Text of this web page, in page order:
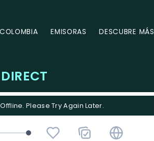
COLOMBIA EMISORAS DESCUBRE MÁS
DIRECT
Please Try Again Later.